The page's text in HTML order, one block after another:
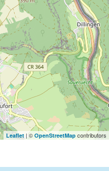
Leaflet | © OpenStreetMap contributors